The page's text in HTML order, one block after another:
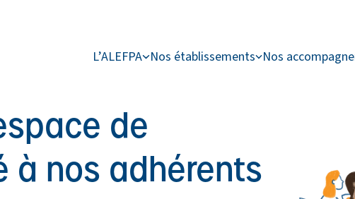
L’ALEFPA Nos établissements Nos
de
à nos adhérents